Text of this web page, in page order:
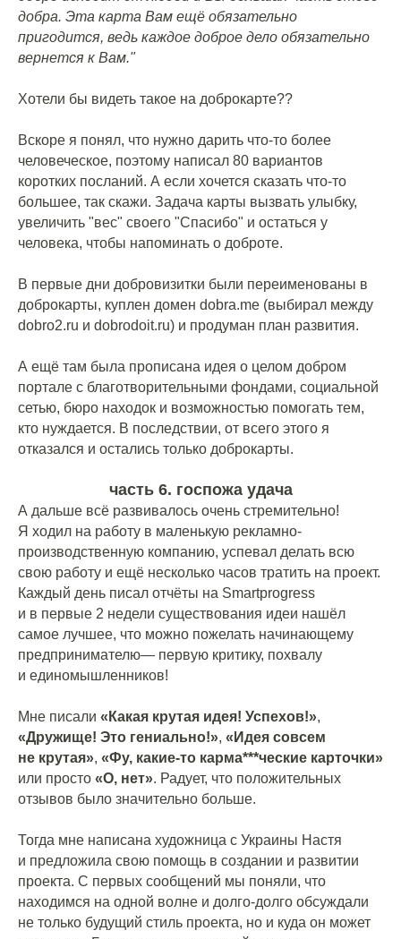
добра. Эта карта Вам ещё обязательно
пригодится, ведь каждое доброе дело обязательно
вернется к Вам."
Хотели бы видеть такое на доброкарте??
Вскоре я понял, что нужно дарить что-то более
человеческое, поэтому написал 80 вариантов
коротких посланий. А если хочется сказать что-то
большее, так скажи. Задача карты вызвать улыбку,
увеличить "вес" своего "Спасибо" и остаться у
человека, чтобы напоминать о доброте.
В первые дни добровизитки были переименованы в
доброкарты, куплен домен dobra.me (выбирал между
dobro2.ru и dobrodoit.ru) и продуман план развития.
А ещё там была прописана идея о целом добром
портале с благотворительными фондами, социальной
сетью, бюро находок и возможностью помогать тем,
кто нуждается. В последствии, от всего этого я
отказался и остались только доброкарты.
часть 6. госпожа удача
А дальше всё развивалось очень стремительно!
Я ходил на работу в маленькую рекламно-
производственную компанию, успевал делать всю
свою работу и ещё несколько часов тратить на проект.
Каждый день писал отчёты на Smartprogress
и в первые 2 недели существования идеи нашёл
самое лучшее, что можно пожелать начинающему
предпринимателю— первую критику, похвалу
и единомышленников!
Мне писали «Какая крутая идея! Успехов!»,
«Дружище! Это гениально!», «Идея совсем
не крутая», «Фу, какие-то карма***ческие карточки»
или просто «О, нет». Радует, что положительных
отзывов было значительно больше.
Тогда мне написана художница с Украины Настя
и предложила свою помощь в создании и развитии
проекта. С первых сообщений мы поняли, что
находимся на одной волне и долго-долго обсуждали
не только будущий стиль проекта, но и куда он может